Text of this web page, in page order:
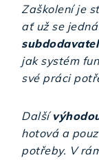
Zaškolení je
ať už se
jak systém
své práci
Další
hotová a
potřeby. V